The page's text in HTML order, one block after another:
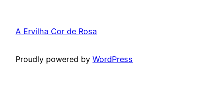
A Ervilha Cor de Rosa
Proudly powered by WordPress